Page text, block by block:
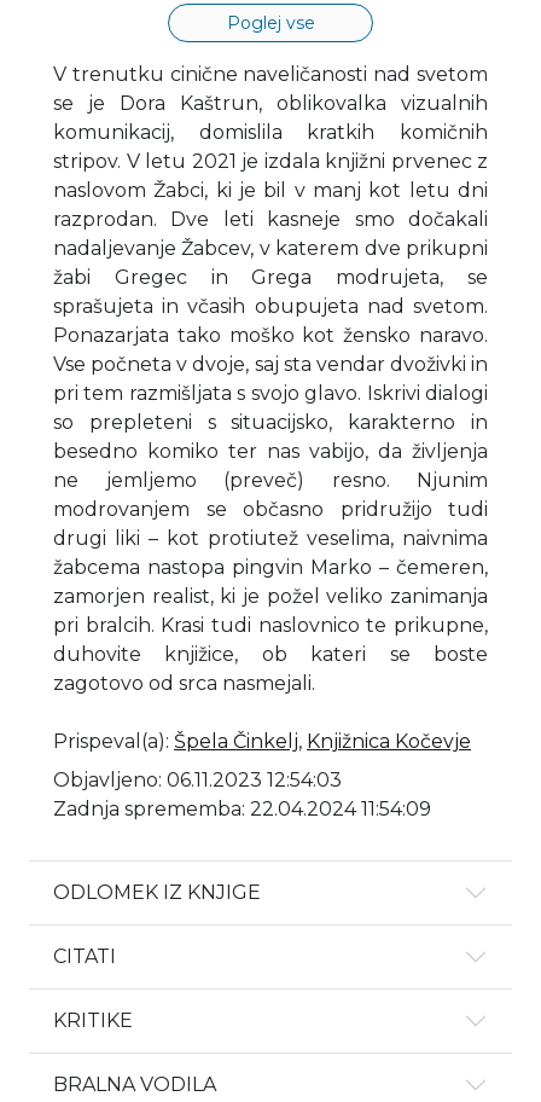
Poglej vse
V trenutku cinične naveličanosti nad svetom
se je Dora Kaštrun, oblikovalka vizualnih
komunikacij, domislila kratkih komičnih
stripov. V letu 2021 je izdala knjižni prvenec z
naslovom Žabci, ki je bil v manj kot letu dni
razprodan. Dve leti kasneje smo dočakali
nadaljevanje Žabcev, v katerem dve prikupni
žabi Gregec in Grega modrujeta, se
sprašujeta in včasih obupujeta nad svetom.
Ponazarjata tako moško kot žensko naravo.
Vse počneta v dvoje, saj sta vendar dvoživki in
pri tem razmišljata s svojo glavo. Iskrivi dialogi
so prepleteni s situacijsko, karakterno in
besedno komiko ter nas vabijo, da življenja
ne jemljemo (preveč) resno. Njunim
modrovanjem se občasno pridružijo tudi
drugi liki – kot protiutež veselima, naivnima
žabcema nastopa pingvin Marko – čemeren,
zamorjen realist, ki je požel veliko zanimanja
pri bralcih. Krasi tudi naslovnico te prikupne,
duhovite knjižice, ob kateri se boste
zagotovo od srca nasmejali.
Prispeval(a): Špela Činkelj, Knjižnica Kočevje
Objavljeno: 06.11.2023 12:54:03
Zadnja sprememba: 22.04.2024 11:54:09
ODLOMEK IZ KNJIGE
CITATI
KRITIKE
BRALNA VODILA